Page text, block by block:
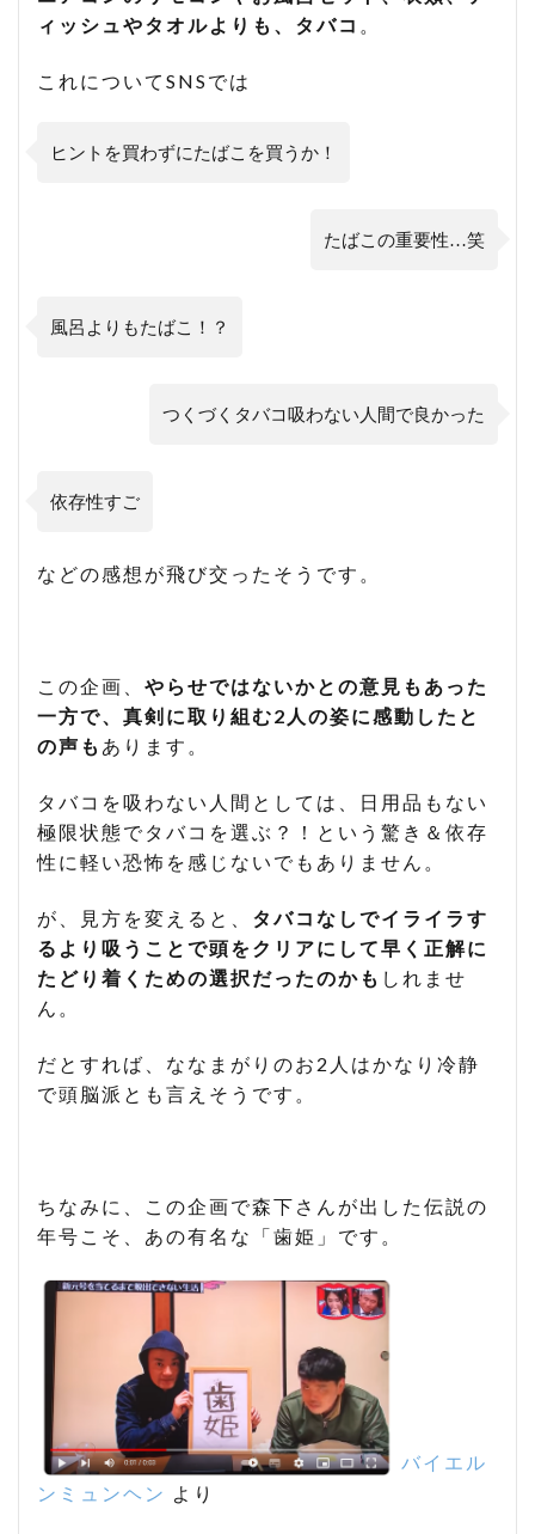
ィッシュやタオルよりも、タバコ 。
これについてSNSでは
ヒントを買わずにたばこを買うか！
たばこの重要性…笑
風呂よりもたばこ！？
つくづくタバコ吸わない人間で良かった
依存性すご
などの感想が飛び交ったそうです。
この企画、 やらせではないかとの意見もあった
一方で、真剣に取り組む2人の姿に感動したと
の声も あります。
タバコを吸わない人間としては、日用品もない
極限状態でタバコを選ぶ？！という驚き＆依存
性に軽い恐怖を感じないでもありません。
が、見方を変えると、 タバコなしでイライラす
るより吸うことで頭をクリアにして早く正解に
たどり着くための選択だったのかも しれませ
ん。
だとすれば、ななまがりのお2人はかなり冷静
で頭脳派とも言えそうです。
ちなみに、この企画で森下さんが出した伝説の
年号こそ、あの有名な「歯姫」です。
バイエル
ンミュンヘン
より